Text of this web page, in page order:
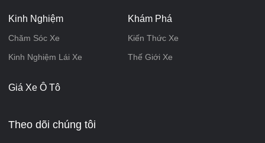
Kinh Nghiệm
Chăm Sóc Xe
Kinh Nghiệm Lái Xe
Khám Phá
Kiến Thức Xe
Thế Giới Xe
Giá Xe Ô Tô
Theo dõi chúng tôi